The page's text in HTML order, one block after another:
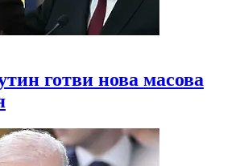
готви нова масова